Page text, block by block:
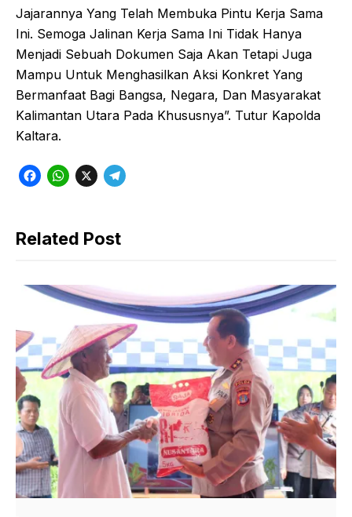
Jajarannya Yang Telah Membuka Pintu Kerja Sama
Ini. Semoga Jalinan Kerja Sama Ini Tidak Hanya
Menjadi Sebuah Dokumen Saja Akan Tetapi Juga
Mampu Untuk Menghasilkan Aksi Konkret Yang
Bermanfaat Bagi Bangsa, Negara, Dan Masyarakat
Kalimantan Utara Pada Khususnya”. Tutur Kapolda
Kaltara.
F
e
o
k
W
t
A
X
T
e
r
a
m
Related Post